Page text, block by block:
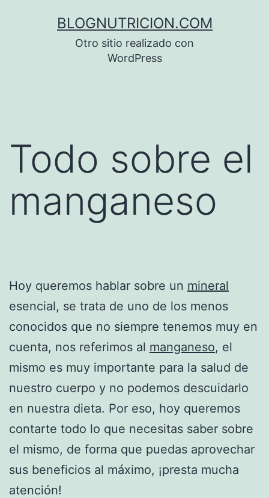
BLOGNUTRICION.COM
Otro sitio realizado con
WordPress
Todo sobre el
manganeso
Hoy queremos hablar sobre un mineral
esencial, se trata de uno de los menos
conocidos que no siempre tenemos muy en
cuenta, nos referimos al manganeso, el
mismo es muy importante para la salud de
nuestro cuerpo y no podemos descuidarlo
en nuestra dieta. Por eso, hoy queremos
contarte todo lo que necesitas saber sobre
el mismo, de forma que puedas aprovechar
sus beneficios al máximo, ¡presta mucha
atención!